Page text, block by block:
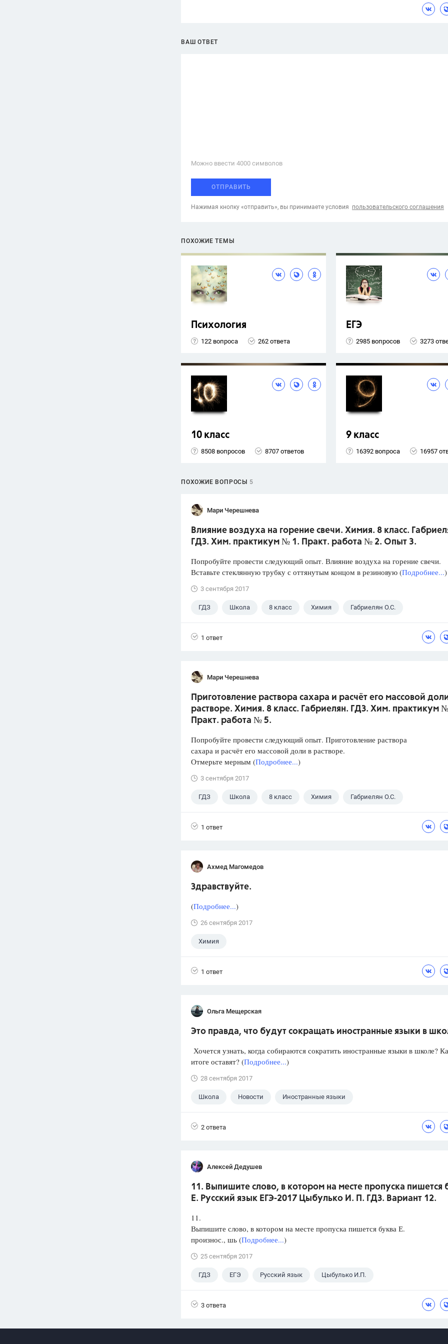
ВАШ ОТВЕТ
Можно ввести 4000 cимволов
ОТПРАВИТЬ
Нажимая кнопку «отправить», вы принимаете условия пользовательского соглашения
ПОХОЖИЕ ТЕМЫ
Психология
122 вопроса 262 ответа
ЕГЭ
2985 вопросов 3273
10 класс
8508 вопросов 8707 ответов
9 класс
16392 вопроса 16957
ПОХОЖИЕ ВОПРОСЫ 5
Мари Черешнева
Влияние воздуха на горение свечи. Химия. 8 класс.
ГДЗ. Хим. практикум № 1. Практ. работа № 2. Опыт 3.
Попробуйте провести следующий опыт. Влияние воздуха на горение свечи.
Вставьте стеклянную трубку с оттянутым концом в резиновую (Подробнее...)
3 сентября 2017
ГДЗ Школа 8 класс Химия Габриелян О.С.
1 ответ
Мари Черешнева
Приготовление раствора сахара и расчёт его массовой
растворе. Химия. 8 класс. Габриелян. ГДЗ. Хим. практикум
Практ. работа № 5.
Попробуйте провести следующий опыт. Приготовление раствора
сахара и расчёт его массовой доли в растворе.
Отмерьте мерным (Подробнее...)
3 сентября 2017
ГДЗ Школа 8 класс Химия Габриелян О.С.
1 ответ
Ахмед Магомедов
Здравствуйте.
(Подробнее...)
26 сентября 2017
Химия
1 ответ
Ольга Мещерская
Это правда, что будут сокращать иностранные языки в
Хочется узнать, когда собираются сократить иностранные языки в школе?
итоге оставят? (Подробнее...)
28 сентября 2017
Школа Новости Иностранные языки
2 ответа
Алексей Дедушев
11. Выпишите слово, в котором на месте пропуска пишется
Е. Русский язык ЕГЭ-2017 Цыбулько И. П. ГДЗ. Вариант 12.
11.
Выпишите слово, в котором на месте пропуска пишется буква Е.
произнос., шь (Подробнее...)
25 сентября 2017
ГДЗ ЕГЭ Русский язык Цыбулько И.П.
3 ответа